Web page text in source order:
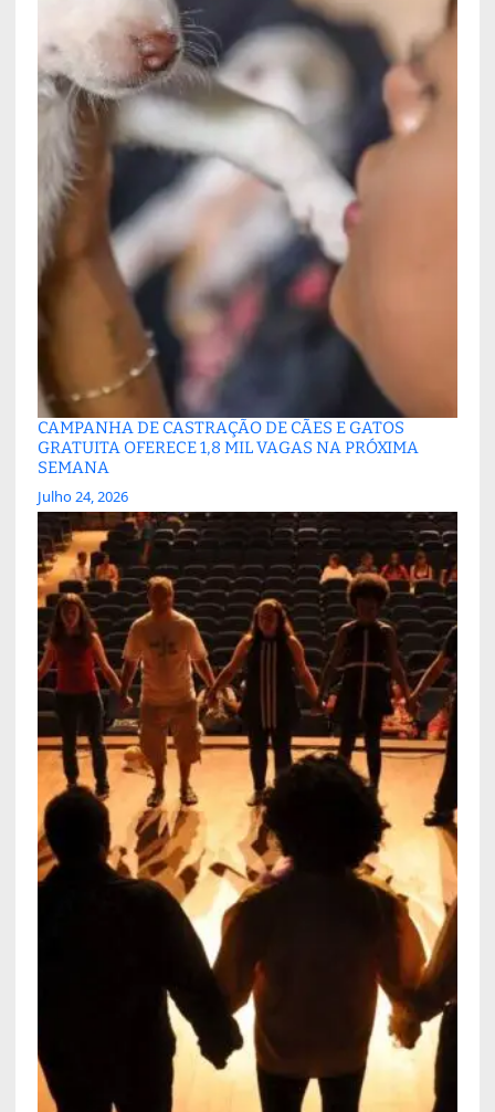
CAMPANHA DE CASTRAÇÃO DE CÃES E GATOS
GRATUITA OFERECE 1,8 MIL VAGAS NA PRÓXIMA
SEMANA
Julho 24, 2026